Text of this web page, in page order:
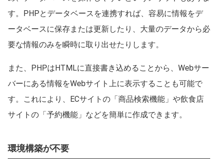
す。PHPとデータベースを連携すれば、容易に情報をデ
ータベースに保存または更新したり、大量のデータから必
要な情報のみを瞬時に取り出せたりします。
また、PHPはHTMLに直接書き込めることから、Webサー
バーにある情報をWebサイト上に表示することも可能で
す。これにより、ECサイトの「商品検索機能」や飲食店
サイトの「予約機能」などを簡単に作成できます。
環境構築が不要